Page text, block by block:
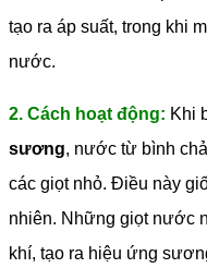
tạo ra áp suất, trong khi
nước.
2. Cách hoạt động: Khi
sương, nước từ bình
các giọt nhỏ. Điều này
nhiên. Những giọt nước
khí, tạo ra hiệu ứng